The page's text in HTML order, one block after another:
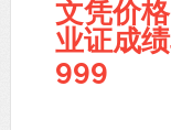
文凭价
业证成
999